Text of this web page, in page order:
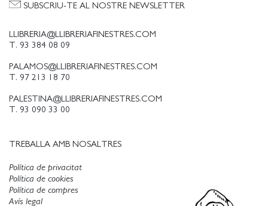
LLIBRERIA@LLIBRERIAFINESTRES.COM
T. 93 384 08 09
PALAMOS@LLIBRERIAFINESTRES.COM
T. 97 213 18 70
PALESTINA@LLIBRERIAFINESTRES.COM
T. 93 090 33 00
TREBALLA AMB NOSALTRES
SUBSCRIU-TE AL NOSTRE NEWSLETTER
Política de privacitat
Política de cookies
Avís legal
Política de compres